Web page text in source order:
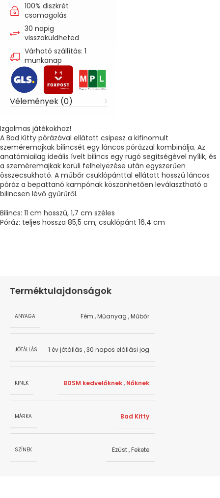
100% diszkrét
csomagolás
30 napig
visszaküldheted
Várható szállítás: 1
munkanap
Vélemények (0)
Izgalmas játékokhoz!
A Bad Kitty pórázával ellátott csipesz a kifinomult
szeméremajkak bilincsét egy láncos pórázzal kombinálja. Az
anatómiailag ideális ívelt bilincs egy rugó segítségével nyílik, és
a szeméremajkak körüli felhelyezése után egyszerűen
összecsukható. A műbőr csuklópánttal ellátott hosszú láncos
póráz a bepattanó kampónak köszönhetően leválasztható a
bilincsen lévő gyűrűről.
Bilincs: 11 cm hosszú, 1,7 cm széles
Póráz: teljes hossza 85,5 cm, csuklópánt 16,4 cm
Terméktulajdonságok
ANYAGA Fém ,Műanyag ,Műbőr
JÓTÁLLÁS 1 év jótállás ,30 napos elállási jog
KINEK BDSM kedvelőknek, Nőknek
MÁRKA Bad Kitty
SZÍNEK Ezüst,Fekete